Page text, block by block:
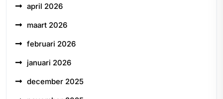
april 2026
maart 2026
februari 2026
januari 2026
december 2025